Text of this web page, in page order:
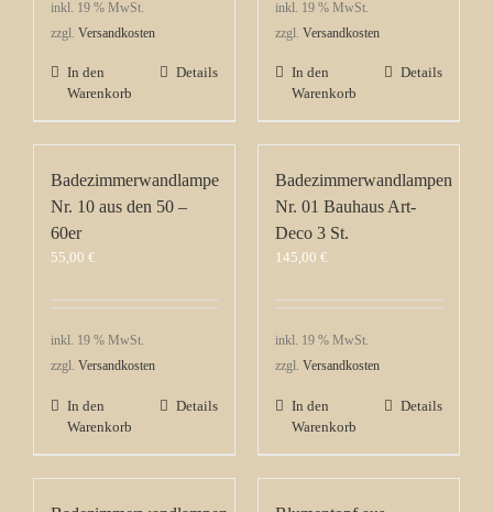
inkl. 19 % MwSt.
zzgl. Versandkosten
In den
Warenkorb
Details
inkl. 19 % MwSt.
zzgl. Versandkosten
In den
Warenkorb
Details
Badezimmerwandlampe
Nr. 10 aus den 50 –
60er
55,00 €
inkl. 19 % MwSt.
zzgl. Versandkosten
In den
Warenkorb
Details
Badezimmerwandlampen
Nr. 01 Bauhaus Art-
Deco 3 St.
145,00 €
inkl. 19 % MwSt.
zzgl. Versandkosten
In den
Warenkorb
Details